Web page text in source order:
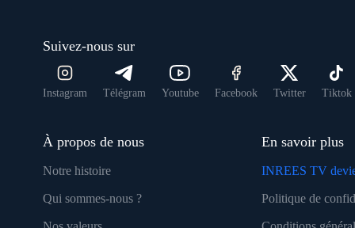
Suivez-nous sur
Instagram Télégram Youtube Facebook Twitter Tiktok
À propos de nous
Notre histoire
Qui sommes-nous ?
En savoir plus
INREES TV
Politique de